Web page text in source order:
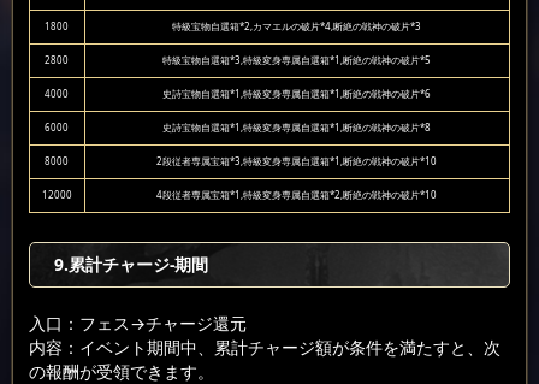
1800 特級宝物自選箱*2,カマエルの破片*4,断絶の戦神の破片*3
2800 特級宝物自選箱*3,特級変身専属自選箱*1,断絶の戦神の破片*5
4000 史詩宝物自選箱*1,特級変身専属自選箱*1,断絶の戦神の破片*6
6000 史詩宝物自選箱*1,特級変身専属自選箱*1,断絶の戦神の破片*8
8000 2段従者専属宝箱*3,特級変身専属自選箱*1,断絶の戦神の破片*10
12000 4段従者専属宝箱*1,特級変身専属自選箱*2,断絶の戦神の破片*10
9.累計チャージ-期間
入口：フェス→チャージ還元
内容：イベント期間中、累計チャージ額が条件を満たすと、次
の報酬が受領できます。